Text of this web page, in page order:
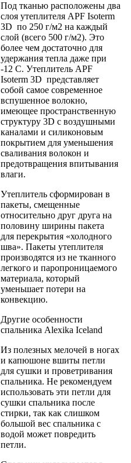
Под тканью расположены два
слоя утеплителя APF Isoterm
3D по 250 г/м2 на каждый
слой (всего 500 г/м2). Это
более чем достаточно для
удержания тепла даже при
-12 С. Утеплитель APF
Isoterm 3D представляет
собой самое современное
вспушенное волокно,
имеющее пространственную
структуру 3D с воздушными
каналами и силиконовым
покрытием для уменьшения
сваливания волокон и
предотвращения впитывания
влаги.
Утеплитель сформирован в
пакеты, смещенные
относительно друг друга на
половину ширины пакета
для перекрытия «холодного
шва». Пакеты утеплителя
производятся из не тканного
легкого и паропроницаемого
материала, который
уменьшает потери на
конвекцию.
Другие особенности
спальника Alexika Iceland
Из полезных мелочей в ногах
и капюшоне вшиты петли
для сушки и проветривания
спальника. Не рекомендуем
использовать эти петли для
сушки спальника после
стирки, так как слишком
большой вес спальника с
водой может повредить
петли.